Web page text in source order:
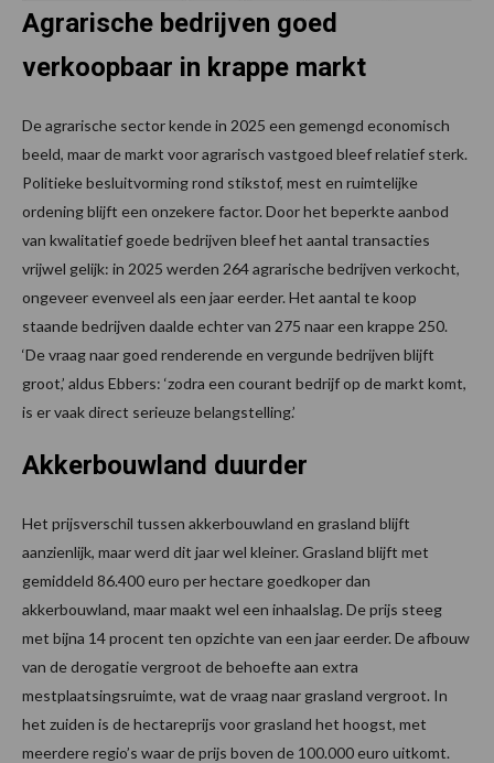
Agrarische bedrijven goed
verkoopbaar in krappe markt
De agrarische sector kende in 2025 een gemengd economisch
beeld, maar de markt voor agrarisch vastgoed bleef relatief sterk.
Politieke besluitvorming rond stikstof, mest en ruimtelijke
ordening blijft een onzekere factor. Door het beperkte aanbod
van kwalitatief goede bedrijven bleef het aantal transacties
vrijwel gelijk: in 2025 werden 264 agrarische bedrijven verkocht,
ongeveer evenveel als een jaar eerder. Het aantal te koop
staande bedrijven daalde echter van 275 naar een krappe 250.
‘De vraag naar goed renderende en vergunde bedrijven blijft
groot,’ aldus Ebbers: ‘zodra een courant bedrijf op de markt komt,
is er vaak direct serieuze belangstelling.’
Akkerbouwland duurder
Het prijsverschil tussen akkerbouwland en grasland blijft
aanzienlijk, maar werd dit jaar wel kleiner. Grasland blijft met
gemiddeld 86.400 euro per hectare goedkoper dan
akkerbouwland, maar maakt wel een inhaalslag. De prijs steeg
met bijna 14 procent ten opzichte van een jaar eerder. De afbouw
van de derogatie vergroot de behoefte aan extra
mestplaatsingsruimte, wat de vraag naar grasland vergroot. In
het zuiden is de hectareprijs voor grasland het hoogst, met
meerdere regio’s waar de prijs boven de 100.000 euro uitkomt.